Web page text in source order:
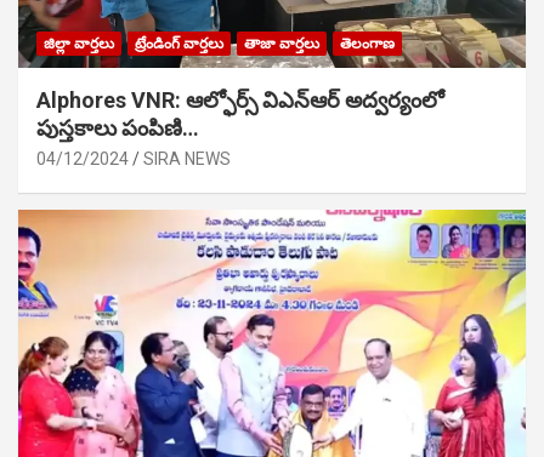
జిల్లా వార్తలు ట్రేండింగ్ వార్తలు తాజా వార్తలు తెలంగాణ
Alphores VNR: ఆల్ఫోర్స్ విఎన్ఆర్ అద్వర్యంలో
పుస్తకాలు పంపిణి…
04/12/2024 SIRA NEWS